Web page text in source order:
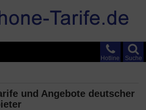
Suche
Hotline
und Angebote deutscher